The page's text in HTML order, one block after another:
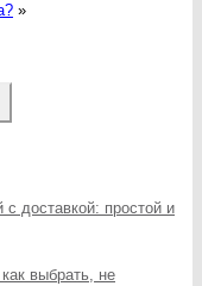
»
доставкой: простой и
выбрать, не